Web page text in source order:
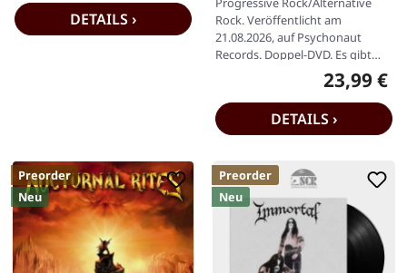
DETAILS ›
Rock. Veröffentlicht am
21.08.2026, auf Psychonaut
Records. Doppel-DVD. Es gibt
Live-Alben, und dann gibt es
Regulärer
23,99 €
DETAILS ›
Preorder
Neu
Preorder
Neu